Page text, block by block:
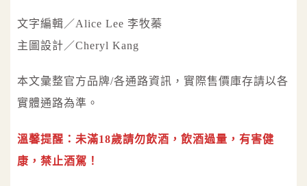
文字編輯／Alice Lee 李牧蓁
主圖設計／Cheryl Kang
本文彙整官方品牌/各通路資訊，實際售價庫存請以各
實體通路為準。
溫馨提醒：未滿18歲請勿飲酒，飲酒過量，有害健
康，禁止酒駕！